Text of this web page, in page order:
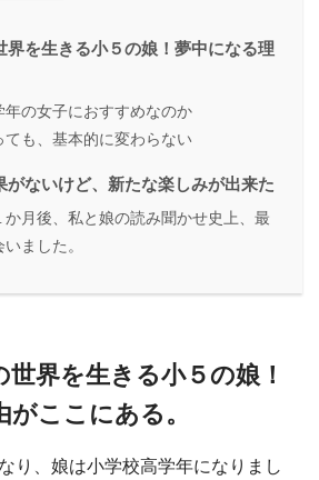
界を生きる小５の娘！夢中になる理
年の女子におすすめなのか
ても、基本的に変わらない
がないけど、新たな楽しみが出来た
か月後、私と娘の読み聞かせ史上、最
ました。
界を生きる小５の娘！
ここにある。
り、娘は小学校高学年になりまし